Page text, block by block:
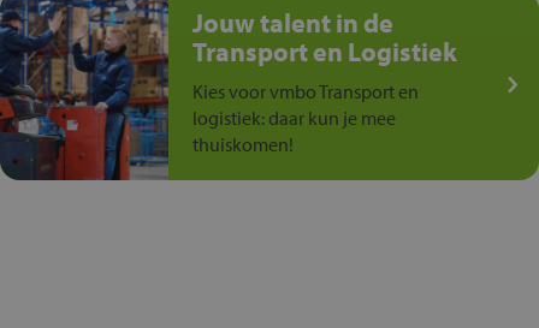
Jouw talent in de
Transport en Logistiek
Kies voor vmbo Transport en
logistiek: daar kun je mee
thuiskomen!